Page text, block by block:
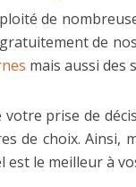
de
de
mais aussi des
prise de
de choix. Ainsi,
le meilleur à